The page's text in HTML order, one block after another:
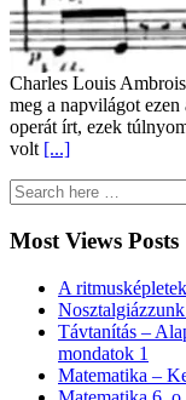
Charles Louis
meg a napvilágot
operát írt, ezek
volt [...]
Most Views Posts
A
Távtanítás –
mondatok 1
Matematika –